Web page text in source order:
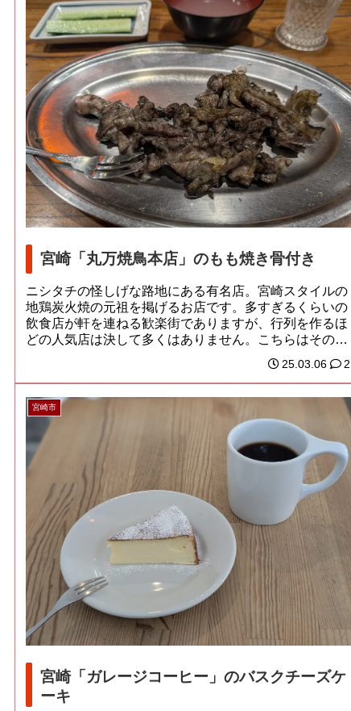
宮崎「丸万焼鳥本店」のもも焼き骨付き
ニシタチの怪しげな路地にある有名店。宮崎スタイルの
地鶏炭火焼の元祖を掲げるお店です。多すぎるくらいの
飲食店が軒を連ねる歓楽街でありますが、行列を作るほ
どの人気店は決して多くはありません。こちらはその
25.03.06 2
宮崎市
宮崎「ガレージコーヒー」のバスクチーズケ
ーキ